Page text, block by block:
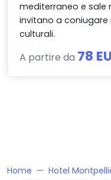
mediterraneo e sale
invitano a
culturali.
A partire da 78
Home Hotel